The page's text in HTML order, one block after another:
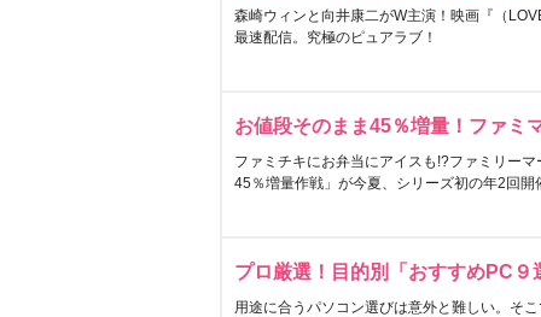
森崎ウィンと向井康二がW主演！映画『（
最速配信。究極のピュアラブ！
お値段そのまま45％増量！ファミ
ファミチキにお弁当にアイスも!?ファミリー
45％増量作戦」が今夏、シリーズ初の年2回開
プロ厳選！目的別「おすすめPC９
用途に合うパソコン選びは意外と難しい。そ